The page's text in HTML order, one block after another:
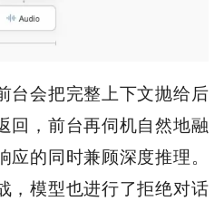
台会把完整上下文抛给后
回，前台再伺机自然地融
的同时兼顾深度推理。
，模型也进行了拒绝对话